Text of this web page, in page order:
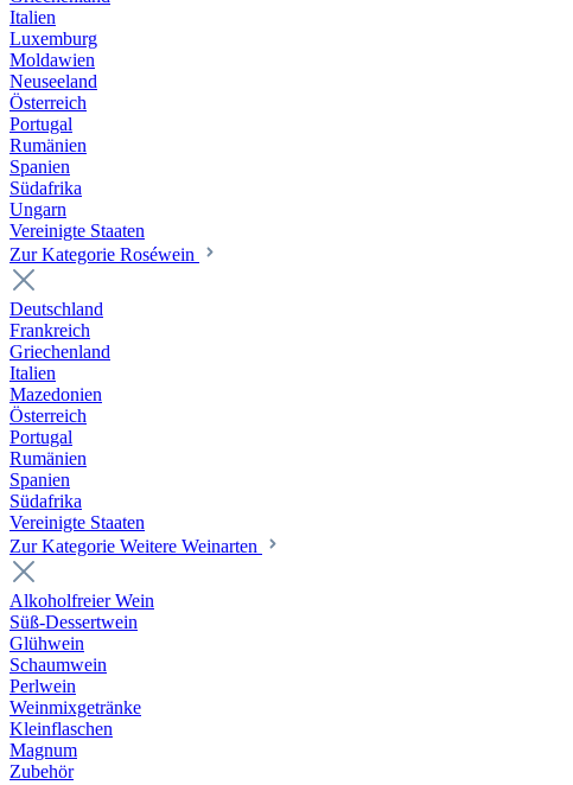
Italien
Luxemburg
Moldawien
Neuseeland
Österreich
Portugal
Rumänien
Spanien
Südafrika
Ungarn
Vereinigte Staaten
Zur Kategorie Roséwein
Deutschland
Frankreich
Griechenland
Italien
Mazedonien
Österreich
Portugal
Rumänien
Spanien
Südafrika
Vereinigte Staaten
Zur Kategorie Weitere Weinarten
Alkoholfreier Wein
Süß-Dessertwein
Glühwein
Schaumwein
Perlwein
Weinmixgetränke
Kleinflaschen
Magnum
Zubehör